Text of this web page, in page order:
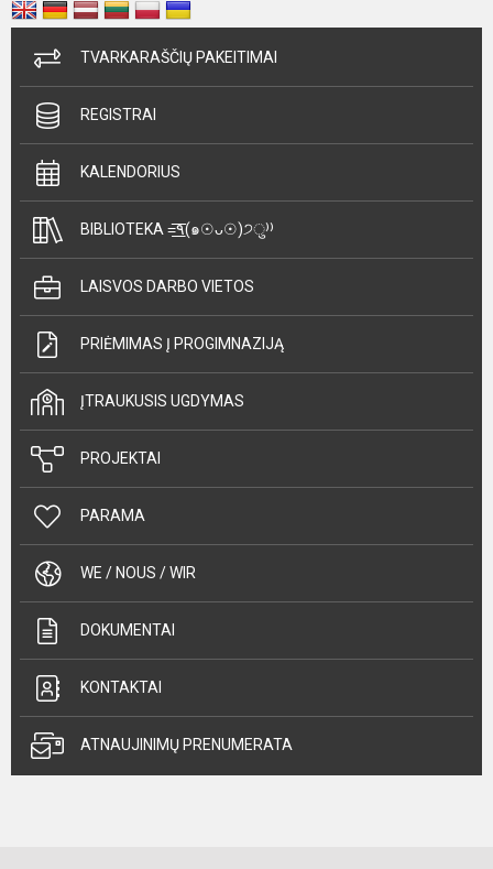
TVARKARAŠČIŲ PAKEITIMAI
REGISTRAI
KALENDORIUS
BIBLIOTEKA =͟͟͞͞٩(๑☉ᴗ☉)੭ु⁾⁾
LAISVOS DARBO VIETOS
PRIĖMIMAS Į PROGIMNAZIJĄ
ĮTRAUKUSIS UGDYMAS
PROJEKTAI
PARAMA
WE / NOUS / WIR
DOKUMENTAI
KONTAKTAI
ATNAUJINIMŲ PRENUMERATA